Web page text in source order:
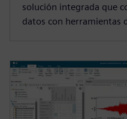
solución integrada que
datos con herramientas